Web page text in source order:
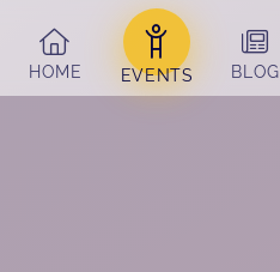
HOME
EVENTS BLOG